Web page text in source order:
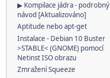
▶ Kompilace jádra - podrobný
návod [Aktualizováno]
Aptitude nebo apt-get
Instalace - Debian 10 Buster
>STABLE< (GNOME) pomocí
Netinst ISO obrazu
Zmražení Squeeze